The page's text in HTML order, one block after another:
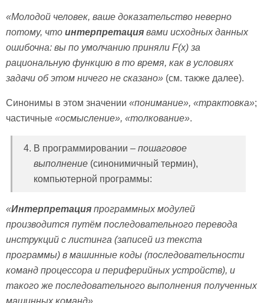
«Молодой человек, ваше доказательство неверно
потому, что интерпретация вами исходных данных
ошибочна: вы по умолчанию приняли F(x) за
рациональную функцию в то время, как в условиях
задачи об этом ничего не сказано» (см. также далее).
Синонимы в этом значении «понимание», «трактовка»;
частичные «осмысление», «толкование».
В программировании – пошаговое
выполнение (синонимичный термин),
компьютерной программы:
«Интерпретация программных модулей
производится путём последовательного перевода
инструкций с листинга (записей из текста
программы) в машинные коды (последовательности
команд процессора и периферийных устройств), и
такого же последовательного выполнения полученных
машинных команд»